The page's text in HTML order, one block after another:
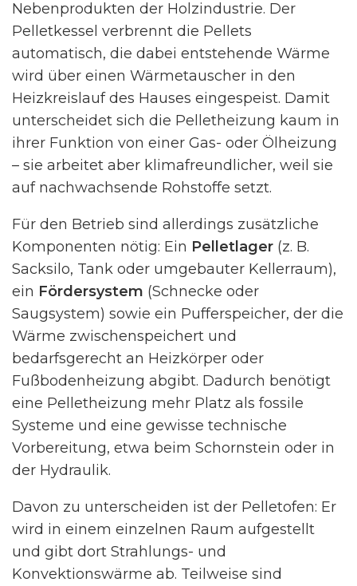
Nebenprodukten der Holzindustrie. Der
Pelletkessel verbrennt die Pellets
automatisch, die dabei entstehende Wärme
wird über einen Wärmetauscher in den
Heizkreislauf des Hauses eingespeist. Damit
unterscheidet sich die Pelletheizung kaum in
ihrer Funktion von einer Gas- oder Ölheizung
– sie arbeitet aber klimafreundlicher, weil sie
auf nachwachsende Rohstoffe setzt.
Für den Betrieb sind allerdings zusätzliche
Komponenten nötig: Ein Pelletlager (z. B.
Sacksilo, Tank oder umgebauter Kellerraum),
ein Fördersystem (Schnecke oder
Saugsystem) sowie ein Pufferspeicher, der die
Wärme zwischenspeichert und
bedarfsgerecht an Heizkörper oder
Fußbodenheizung abgibt. Dadurch benötigt
eine Pelletheizung mehr Platz als fossile
Systeme und eine gewisse technische
Vorbereitung, etwa beim Schornstein oder in
der Hydraulik.
Davon zu unterscheiden ist der Pelletofen: Er
wird in einem einzelnen Raum aufgestellt
und gibt dort Strahlungs- und
Konvektionswärme ab. Teilweise sind